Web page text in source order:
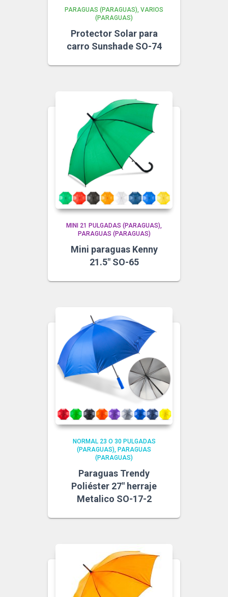
PARAGUAS (PARAGUAS) VARIOS
(PARAGUAS)
Protector Solar para
carro Sunshade SO-74
MINI 21 PULGADAS (PARAGUAS)
PARAGUAS (PARAGUAS)
Mini paraguas Kenny
21.5″ SO-65
NORMAL 23 O 30 PULGADAS
(PARAGUAS) PARAGUAS
(PARAGUAS)
Paraguas Trendy
Poliéster 27″ herraje
Metalico SO-17-2